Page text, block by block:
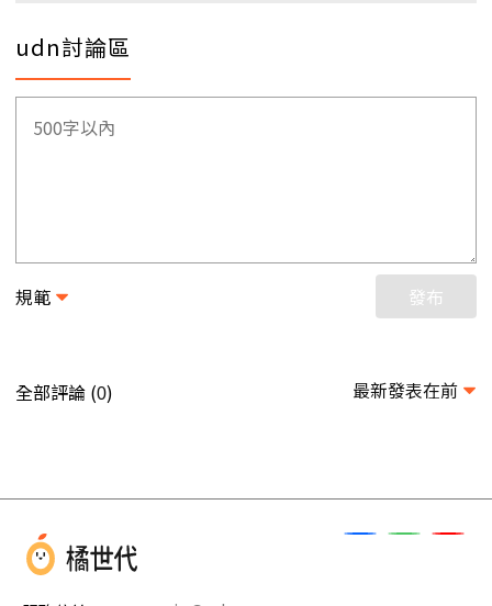
udn討論區
規範 發布
全部評論 (0) 最新發表在前